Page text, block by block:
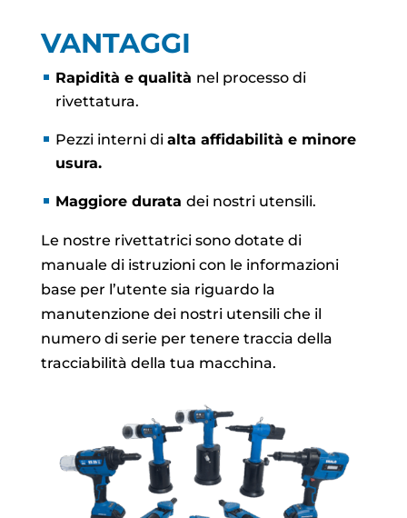
VANTAGGI
Rapidità e qualità nel processo di
rivettatura.
Pezzi interni di alta affidabilità e minore
usura.
Maggiore durata dei nostri utensili.
Le nostre rivettatrici sono dotate di
manuale di istruzioni con le informazioni
base per l’utente sia riguardo la
manutenzione dei nostri utensili che il
numero di serie per tenere traccia della
tracciabilità della tua macchina.